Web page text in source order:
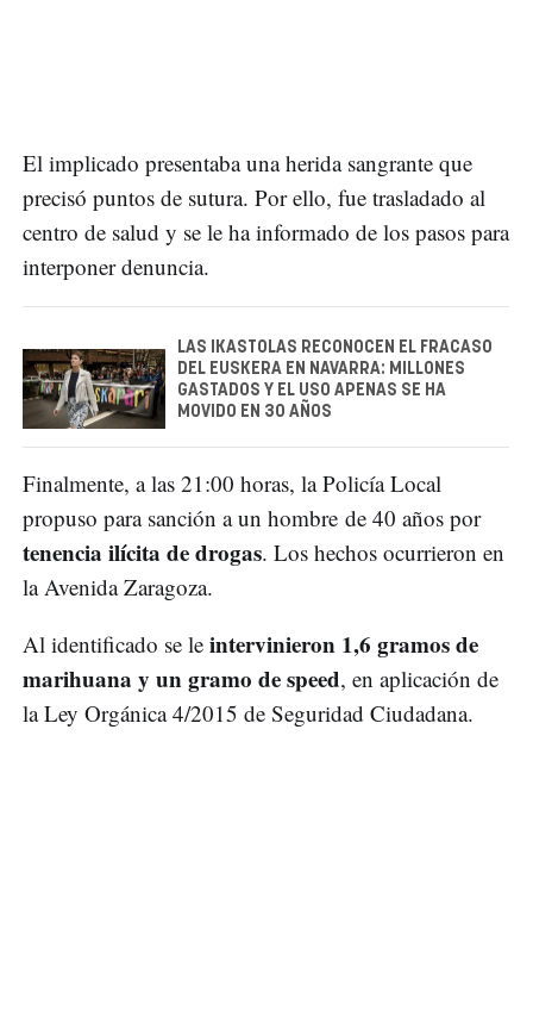
El implicado presentaba una herida sangrante que
precisó puntos de sutura. Por ello, fue trasladado al
centro de salud y se le ha informado de los pasos para
interponer denuncia.
LAS IKASTOLAS RECONOCEN EL FRACASO
DEL EUSKERA EN NAVARRA: MILLONES
GASTADOS Y EL USO APENAS SE HA
MOVIDO EN 30 AÑOS
Finalmente, a las 21:00 horas, la Policía Local
propuso para sanción a un hombre de 40 años por
tenencia ilícita de drogas. Los hechos ocurrieron en
la Avenida Zaragoza.
Al identificado se le intervinieron 1,6 gramos de
marihuana y un gramo de speed, en aplicación de
la Ley Orgánica 4/2015 de Seguridad Ciudadana.